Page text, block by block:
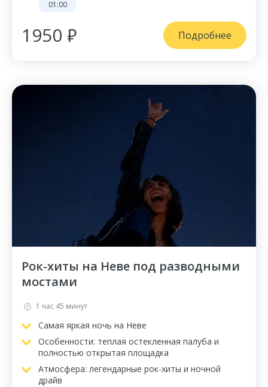
01:00
1950 ₽ Подробнее
Рок-хиты на Неве под разводными
мостами
1 час 45 минут
Самая яркая ночь на Неве
Особенности: теплая остекленная палуба и
полностью открытая площадка
Атмосфера: легендарные рок-хиты и ночной
драйв